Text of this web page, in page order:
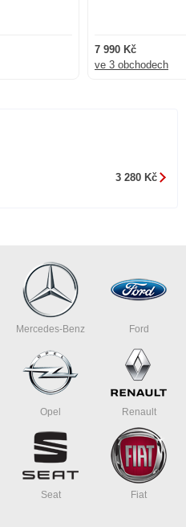
7 990 Kč
ve 3 obchodech
3 280 Kč
Mercedes-Benz Ford
Opel Renault
Seat Fiat